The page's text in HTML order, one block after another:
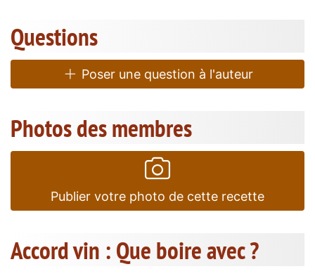
Questions
Poser une question à l'auteur
Photos des membres
Publier votre photo de cette recette
Accord vin : Que boire avec ?